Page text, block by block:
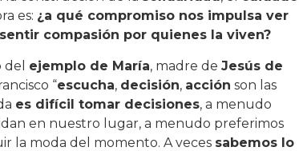
es: ¿a qué compromiso nos impulsa ver
compasión por quienes la viven?
ejemplo de María, madre de Jesús de
“escucha, decisión, acción son las
es difícil tomar decisiones, a menudo
en nuestro lugar, a menudo preferimos
la moda del momento. A veces sabemos lo